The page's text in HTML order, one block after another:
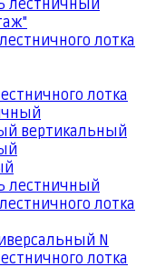
лестничный
лотка
лотка
вертикальный
лестничный
лотка
N
лотка